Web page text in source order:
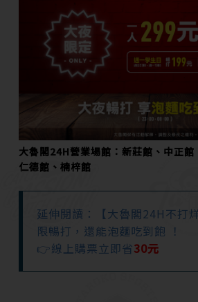
大魯閣24H營業場館：新莊館、中正館
仁德館、楠梓館
延伸閱讀：【大魯閣24H不打
限暢打，還能泡麵吃到飽 ！
👉線上購票立即省30元